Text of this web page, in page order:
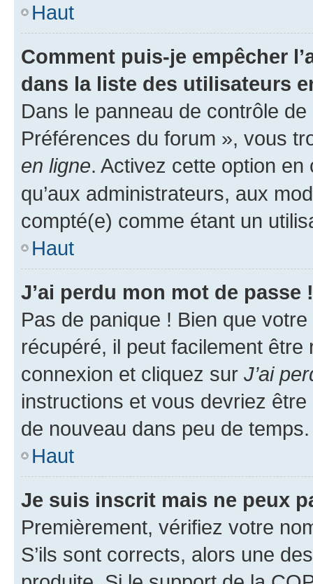
Haut
Comment puis-je empêcher
dans la liste des utilisateurs
Dans le panneau de contrôle
Préférences du forum », vous
en ligne. Activez cette option
qu’aux administrateurs, aux
compté(e) comme étant un
Haut
J’ai perdu mon mot de passe !
Pas de panique ! Bien que
récupéré, il peut facilement
connexion et cliquez sur J’ai
instructions et vous devriez
de nouveau dans peu de temps.
Haut
Je suis inscrit mais ne peux
Premièrement, vérifiez votre
S’ils sont corrects, alors une